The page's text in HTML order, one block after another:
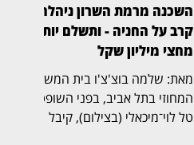
השכנה מרמת השרון ניהלה
קרב על החניה - ותשלם יותר
מחצי מיליון שקל
מאת: שלמה בוצ'צ'ו בית המשפט
המחוזי בתל אביב, בפני השופטת
טל לוי־מיכאלי (בצילום), קיבל